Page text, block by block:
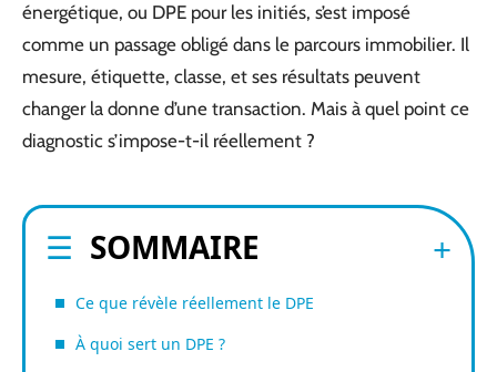
énergétique, ou DPE pour les initiés, s’est imposé
comme un passage obligé dans le parcours immobilier. Il
mesure, étiquette, classe, et ses résultats peuvent
changer la donne d’une transaction. Mais à quel point ce
diagnostic s’impose-t-il réellement ?
SOMMAIRE
Ce que révèle réellement le DPE
À quoi sert un DPE ?